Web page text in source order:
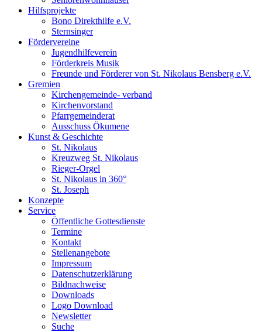
Hilfsprojekte
Bono Direkthilfe e.V.
Sternsinger
Fördervereine
Jugendhilfeverein
Förderkreis Musik
Freunde und Förderer von St. Nikolaus Bensberg e.V.
Gremien
Kirchengemeinde- verband
Kirchenvorstand
Pfarrgemeinderat
Ausschuss Ökumene
Kunst & Geschichte
St. Nikolaus
Kreuzweg St. Nikolaus
Rieger-Orgel
St. Nikolaus in 360°
St. Joseph
Konzepte
Service
Öffentliche Gottesdienste
Termine
Kontakt
Stellenangebote
Impressum
Datenschutzerklärung
Bildnachweise
Downloads
Logo Download
Newsletter
Suche